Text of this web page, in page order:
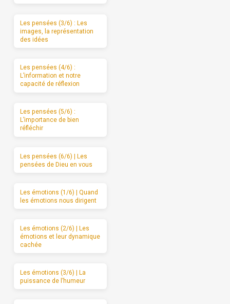
Les pensées (3/6) : Les
images, la représentation
des idées
Les pensées (4/6) :
L’information et notre
capacité de réflexion
Les pensées (5/6) :
L’importance de bien
réfléchir
Les pensées (6/6) | Les
pensées de Dieu en vous
Les émotions (1/6) | Quand
les émotions nous dirigent
Les émotions (2/6) | Les
émotions et leur dynamique
cachée
Les émotions (3/6) | La
puissance de l’humeur